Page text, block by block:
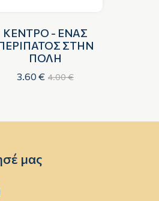
ΚΕΝΤΡΟ - ΕΝΑΣ
ΣΤΗΝ
ΠΟΛΗ
3.60 € 4.00 €
μας